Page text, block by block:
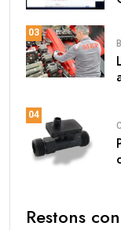
03
04
Restons